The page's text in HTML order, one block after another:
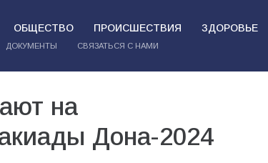
ОБЩЕСТВО ПРОИСШЕСТВИЯ ЗДОРОВЬЕ
ДОКУМЕНТЫ СВЯЗАТЬСЯ С НАМИ
на
Дона-2024